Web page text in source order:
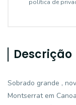
política de
Descrição
Sobrado grande ,
Montserrat em